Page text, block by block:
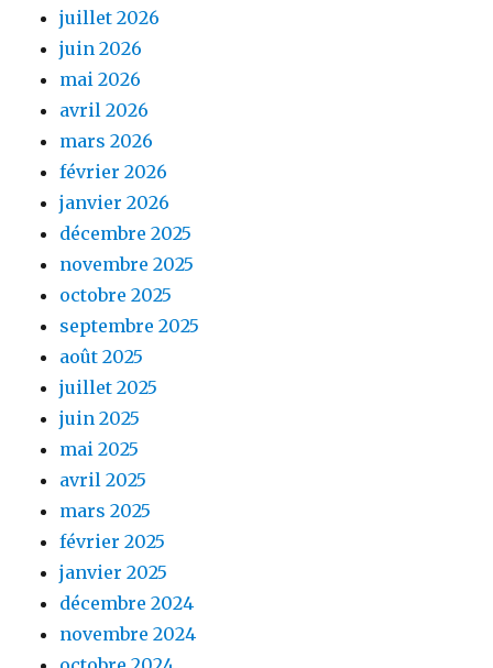
juillet 2026
juin 2026
mai 2026
avril 2026
mars 2026
février 2026
janvier 2026
décembre 2025
novembre 2025
octobre 2025
septembre 2025
août 2025
juillet 2025
juin 2025
mai 2025
avril 2025
mars 2025
février 2025
janvier 2025
décembre 2024
novembre 2024